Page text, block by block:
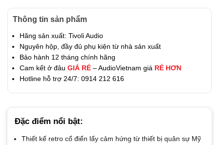
Thông tin sản phẩm
Hãng sản xuất: Tivoli Audio
Nguyên hộp, đầy đủ phụ kiện từ nhà sản xuất
Bảo hành 12 tháng chính hãng
Cam kết ở đâu GIÁ RẺ – AudioVietnam giá RẺ HƠN
Hotline hỗ trợ 24/7: 0914 212 616
Đặc điểm nổi bật:
Thiết kế retro cổ điển lấy cảm hứng từ thiết bị quân sự Mỹ